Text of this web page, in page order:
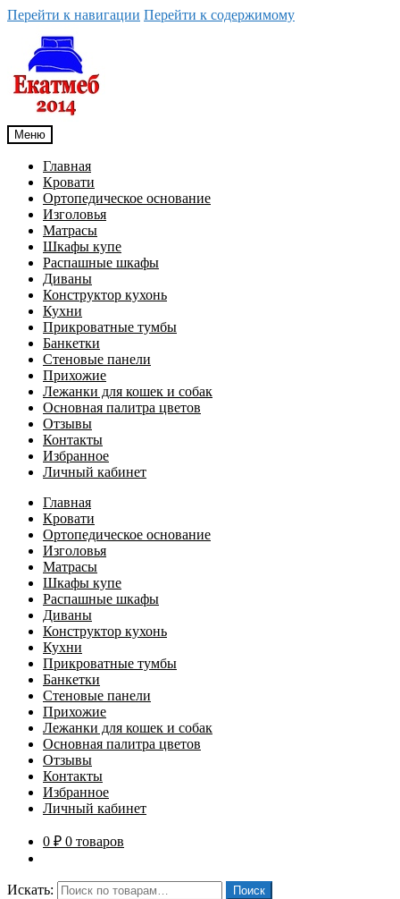
Перейти к навигации Перейти к содержимому
Меню
Главная
Кровати
Ортопедическое основание
Изголовья
Матрасы
Шкафы купе
Распашные шкафы
Диваны
Конструктор кухонь
Кухни
Прикроватные тумбы
Банкетки
Стеновые панели
Прихожие
Лежанки для кошек и собак
Основная палитра цветов
Отзывы
Контакты
Избранное
Личный кабинет
Главная
Кровати
Ортопедическое основание
Изголовья
Матрасы
Шкафы купе
Распашные шкафы
Диваны
Конструктор кухонь
Кухни
Прикроватные тумбы
Банкетки
Стеновые панели
Прихожие
Лежанки для кошек и собак
Основная палитра цветов
Отзывы
Контакты
Избранное
Личный кабинет
0 ₽ 0 товаров
Искать: Поиск